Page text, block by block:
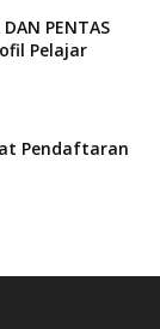
DAN PENTAS
Pelajar
Pendaftaran